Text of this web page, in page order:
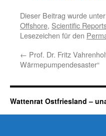
Dieser Beitrag wurde unter
Offshore, Scientific
Lesezeichen für den
← Prof. Dr. Fritz
Wärmepumpendesaster“
Wattenrat Ostfriesland –